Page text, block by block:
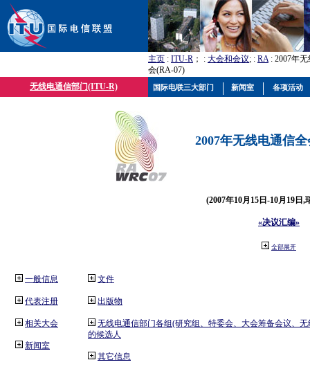
主页 : ITU-R ； : 大会和会议; : RA: 2007年
会(RA-07)
无线电通信部门(ITU-R)
2007年无线电通信
(2007年10月15日-10月19日,
«决议汇编»
全部展开
一般信息
代表注册
相关大会
新闻室
文件
出版物
无线电通信部门各组(研究组、特委会、大会筹备会议、
的候选人
其它信息
国际电联三大部门 新闻室 各项活动